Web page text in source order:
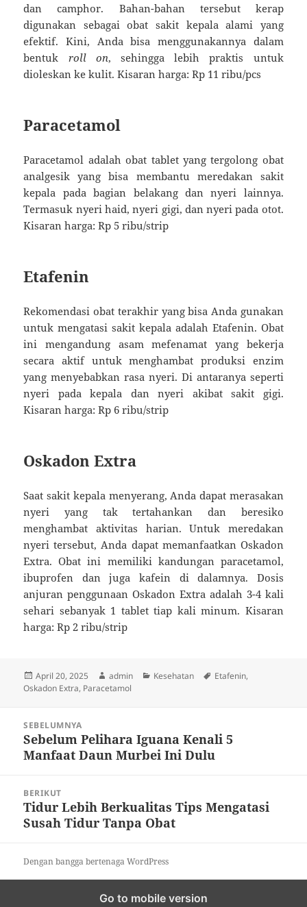
dan camphor. Bahan-bahan tersebut kerap
digunakan sebagai obat sakit kepala alami yang
efektif. Kini, Anda bisa menggunakannya dalam
bentuk roll on, sehingga lebih praktis untuk
dioleskan ke kulit. Kisaran harga: Rp 11 ribu/pcs
Paracetamol
Paracetamol adalah obat tablet yang tergolong obat
analgesik yang bisa membantu meredakan sakit
kepala pada bagian belakang dan nyeri lainnya.
Termasuk nyeri haid, nyeri gigi, dan nyeri pada otot.
Kisaran harga: Rp 5 ribu/strip
Etafenin
Rekomendasi obat terakhir yang bisa Anda gunakan
untuk mengatasi sakit kepala adalah Etafenin. Obat
ini mengandung asam mefenamat yang bekerja
secara aktif untuk menghambat produksi enzim
yang menyebabkan rasa nyeri. Di antaranya seperti
nyeri pada kepala dan nyeri akibat sakit gigi.
Kisaran harga: Rp 6 ribu/strip
Oskadon Extra
Saat sakit kepala menyerang, Anda dapat merasakan
nyeri yang tak tertahankan dan beresiko
menghambat aktivitas harian. Untuk meredakan
nyeri tersebut, Anda dapat memanfaatkan Oskadon
Extra. Obat ini memiliki kandungan paracetamol,
ibuprofen dan juga kafein di dalamnya. Dosis
anjuran penggunaan Oskadon Extra adalah 3-4 kali
sehari sebanyak 1 tablet tiap kali minum. Kisaran
harga: Rp 2 ribu/strip
Diposkan
pada
April 20, 2025 Penulis
admin Kategori
Kesehatan Tag
Etafenin,
Oskadon Extra, Paracetamol
SEBELUMNYA
Pos
sebelumnya:
Sebelum Pelihara Iguana Kenali 5
Manfaat Daun Murbei Ini Dulu
BERIKUT
Pos
berikutnya:
Tidur Lebih Berkualitas Tips Mengatasi
Susah Tidur Tanpa Obat
Dengan bangga bertenaga WordPress
Go to mobile version